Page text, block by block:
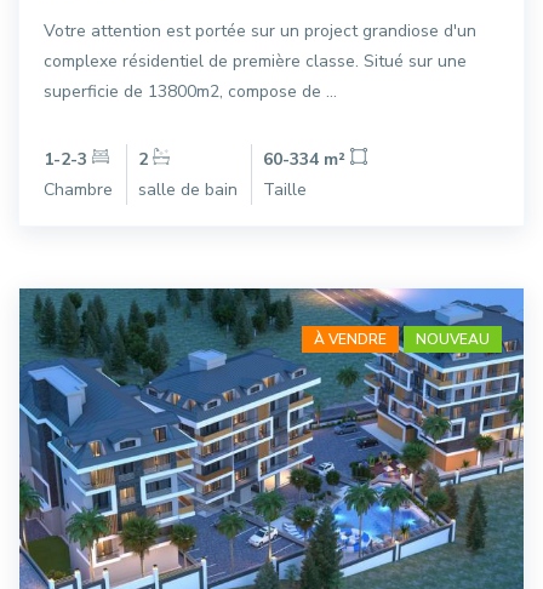
Votre attention est portée sur un project grandiose d'un
complexe résidentiel de première classe. Situé sur une
superficie de 13800m2, compose de ...
1-2-3
Chambre
2
salle de bain
60-334 m²
Taille
À VENDRE NOUVEAU